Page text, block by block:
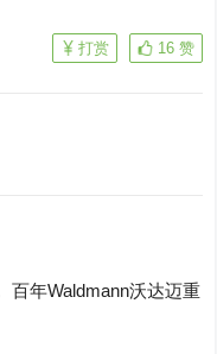
16 赞
打赏
百年Waldmann沃达迈重